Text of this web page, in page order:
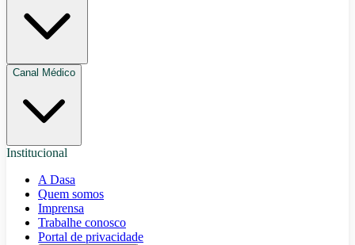
Canal Médico
Institucional
A Dasa
Quem somos
Imprensa
Trabalhe conosco
Portal de privacidade